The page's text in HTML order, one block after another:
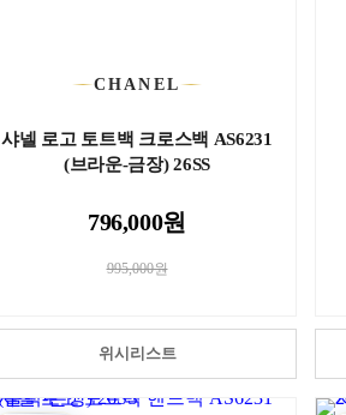
CHANEL
샤넬 로고 토트백 크로스백 AS6231
(브라운-금장) 26SS
796,000원
995,000원
위시리스트